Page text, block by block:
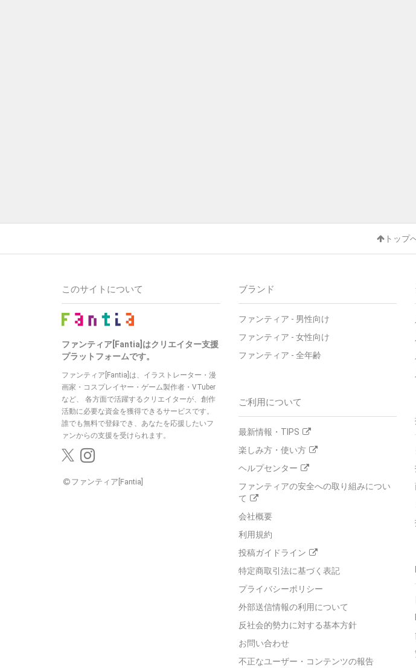
トップ
ブランド
ファンティア - 男性向け
ファンティア - 女性向け
ファンティア - 全年齢
ご利用について
最新情報・TIPS
楽しみ方・使い方
ヘルプセンター
ファンティアの安全への取り組みについ
て
会社概要
利用規約
投稿ガイドライン
特定商取引法に基づく表記
プライバシーポリシー
外部送信情報の利用について
反社会的勢力に対する基本方針
お問い合わせ
不正なユーザー・コンテンツの報告
このサイトについて
ファンティア[Fantia]はクリエイター支援
プラットフォームです。
ファンティア[Fantia]は、イラストレーター・漫
画家・コスプレイヤー・ゲーム製作者・VTuber
など、
各方面で活躍するクリエイターが、創作
活動に必要な資金を獲得できるサービスです。
誰でも無料で登録でき、あなたを応援したいフ
ァンからの支援を受けられます。
ファンティア[Fantia]